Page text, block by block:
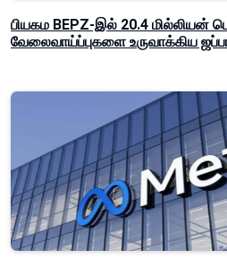
பியகம BEPZ-இல் 20.4 மில்லியன்
வேலைவாய்ப்புகளை உருவாக்கிய